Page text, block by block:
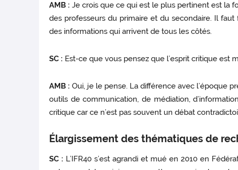
AMB : Je crois que ce qui est le plus pertinent est la
des professeurs du primaire et du secondaire. Il faut
des informations qui arrivent de tous les côtés.
SC : Est-ce que vous pensez que l’esprit critique est
AMB : Oui, je le pense. La différence avec l’époque
outils de communication, de médiation,
critique car ce n’est pas souvent un débat
Élargissement des thématiques de
SC : L’IFR40 s’est agrandi et mué en 2010 en